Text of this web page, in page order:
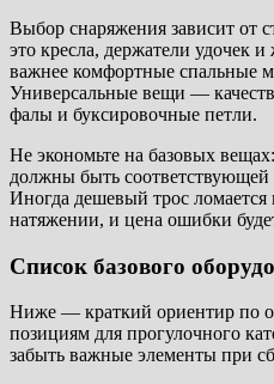
Выбор снаряжения зависит от
это кресла, держатели удочек
важнее комфортные спальные
Универсальные вещи —
фалы и буксировочные петли.
Не экономьте на базовых
должны быть
Иногда дешевый трос ломается
натяжении, и цена ошибки
Список базового
Ниже — краткий ориентир по
позициям для прогулочного
забыть важные элементы при